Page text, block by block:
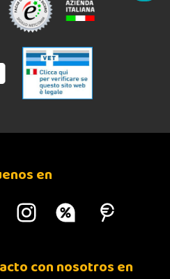
en
con nosotros en